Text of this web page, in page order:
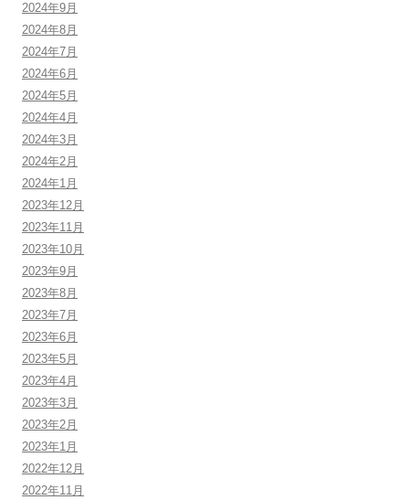
2024年9月
2024年8月
2024年7月
2024年6月
2024年5月
2024年4月
2024年3月
2024年2月
2024年1月
2023年12月
2023年11月
2023年10月
2023年9月
2023年8月
2023年7月
2023年6月
2023年5月
2023年4月
2023年3月
2023年2月
2023年1月
2022年12月
2022年11月